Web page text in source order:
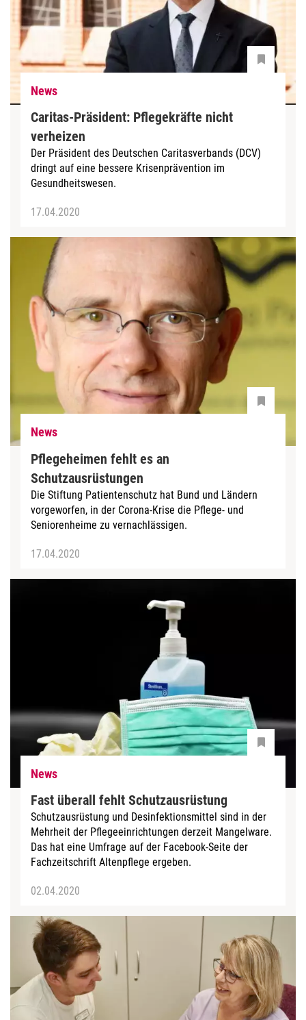
News
Caritas-Präsident: Pflegekräfte nicht
verheizen
Der Präsident des Deutschen Caritasverbands (DCV)
dringt auf eine bessere Krisenprävention im
Gesundheitswesen.
17.04.2020
News
Pflegeheimen fehlt es an
Schutzausrüstungen
Die Stiftung Patientenschutz hat Bund und Ländern
vorgeworfen, in der Corona-Krise die Pflege- und
Seniorenheime zu vernachlässigen.
17.04.2020
News
Fast überall fehlt Schutzausrüstung
Schutzausrüstung und Desinfektionsmittel sind in der
Mehrheit der Pflegeeinrichtungen derzeit Mangelware.
Das hat eine Umfrage auf der Facebook-Seite der
Fachzeitschrift Altenpflege ergeben.
02.04.2020